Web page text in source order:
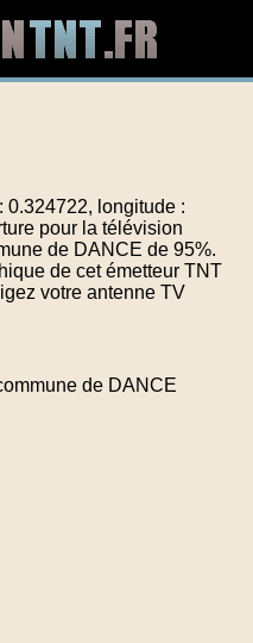
0.324722, longitude :
pour la télévision
de DANCE de 95%.
de cet émetteur TNT
votre antenne TV
de DANCE